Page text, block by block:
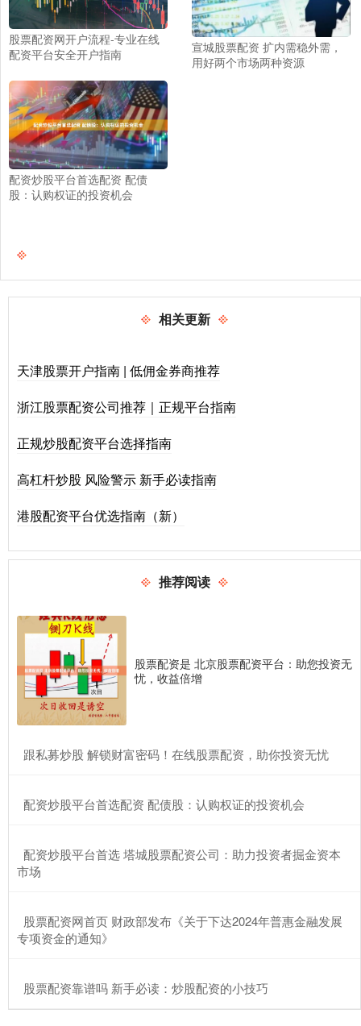
股票配资网开户流程-专业在线
配资平台安全开户指南
宣城股票配资 扩内需稳外需，
用好两个市场两种资源
配资炒股平台首选配资 配债
股：认购权证的投资机会
相关更新
天津股票开户指南 | 低佣金券商推荐
浙江股票配资公司推荐｜正规平台指南
正规炒股配资平台选择指南
高杠杆炒股 风险警示 新手必读指南
港股配资平台优选指南（新）
推荐阅读
股票配资是 北京股票配资平台：助您投资无
忧，收益倍增
​跟私募炒股 解锁财富密码！在线股票配资，助你投资无忧
​配资炒股平台首选配资 配债股：认购权证的投资机会
​配资炒股平台首选 塔城股票配资公司：助力投资者掘金资本
市场
​股票配资网首页 财政部发布《关于下达2024年普惠金融发展
专项资金的通知》
​股票配资靠谱吗 新手必读：炒股配资的小技巧